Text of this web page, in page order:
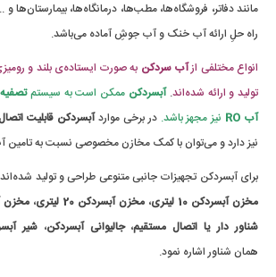
مانند دفاتر، فروشگاه‌ها، مطب‌ها، درمانگاه‌ها، بیمارستان‌ها و
راه حلِ ارائه آب خنک و آب جوشِ آماده می‌باشد.
انواع مختلفی ازآب سردکن به صورت ایستاده‌ی بلند و
تولید و ارائه شده‌اند.آبسردکن ممکن است به سیستم
آب RO
نیز مجهز باشد. در برخی مواردآبسردکن قابلیت
نیز دارد و می‌توان با کمک مخازن مخصوصی نسبت به تامین
برای آبسردکن تجهیزات جانبی متنوعی طراحی و تولید
مخزن آبسردکن 10 لیتری
،مخزن آبسردکن 20 لیتری ، مخزن
شناور دار یا اتصال مستقیم،جالیوانی آبسردکن،شیر
همان شناور اشاره نمود.